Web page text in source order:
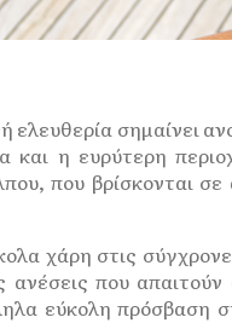
ελευθερία σημαίνει
και η ευρύτερη
που βρίσκονται
χάρη στις
που
εύκολη πρόσβαση